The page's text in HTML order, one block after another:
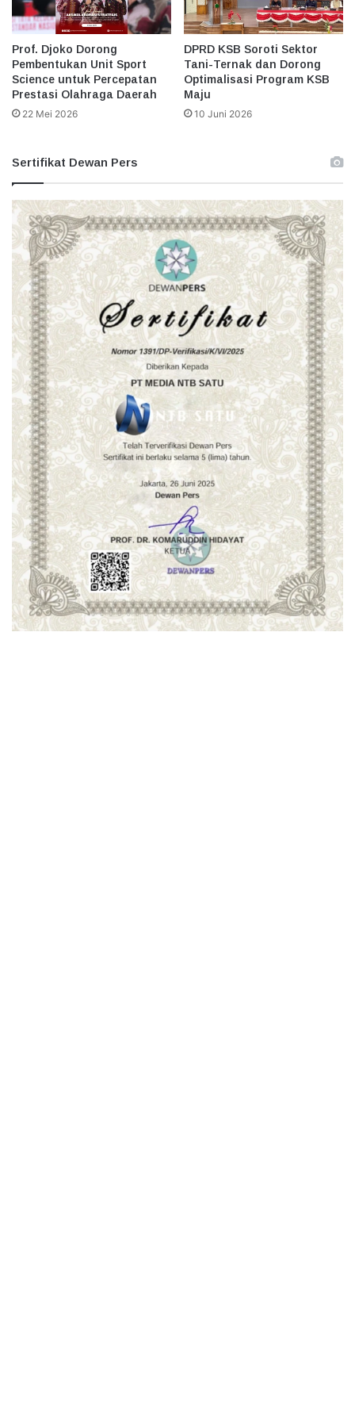
Prof. Djoko Dorong
Pembentukan Unit Sport
Science untuk Percepatan
Prestasi Olahraga Daerah
22 Mei 2026
DPRD KSB Soroti Sektor
Tani-Ternak dan Dorong
Optimalisasi Program KSB
Maju
10 Juni 2026
Sertifikat Dewan Pers